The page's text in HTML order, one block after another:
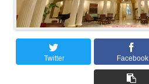
Twitter Facebook